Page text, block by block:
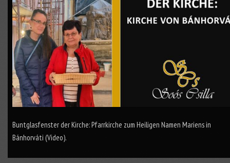
Buntglasfenster der Kirche: Pfarrkirche zum Heiligen Namen Mariens in
Bánhorváti (Video).